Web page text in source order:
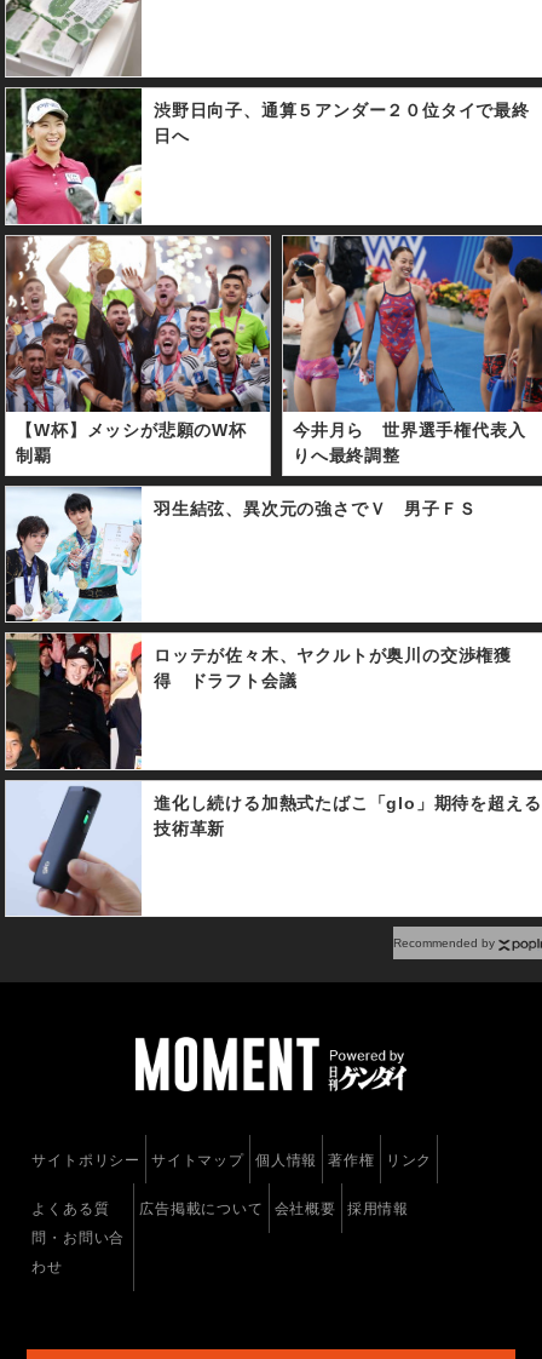
渋野日向子、通算５アンダー２０位タイで最終
日へ
【W杯】メッシが悲願のW杯
制覇
今井月ら 世界選手権代表入
りへ最終調整
羽生結弦、異次元の強さでＶ 男子ＦＳ
ロッテが佐々木、ヤクルトが奥川の交渉権獲
得 ドラフト会議
進化し続ける加熱式たばこ「glo」期待を超える
技術革新
Recommended by
サイトポリシー サイトマップ 個人情報 著作権 リンク
よくある質
問・お問い合
わせ
広告掲載について 会社概要 採用情報